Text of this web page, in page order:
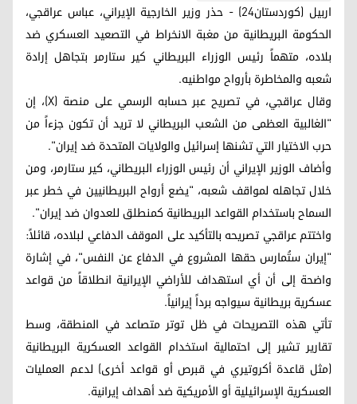
اربيل (كوردستان24) - حذر وزير الخارجية الإيراني، عباس عراقجي،
الحكومة البريطانية من مغبة الانخراط في التصعيد العسكري ضد
بلاده، متهماً رئيس الوزراء البريطاني كير ستارمر بتجاهل إرادة
شعبه والمخاطرة بأرواح مواطنيه.
وقال عراقجي، في تصريح عبر حسابه الرسمي على منصة (X)، إن
"الغالبية العظمى من الشعب البريطاني لا تريد أن تكون جزءاً من
حرب الاختيار التي تشنها إسرائيل والولايات المتحدة ضد إيران".
وأضاف الوزير الإيراني أن رئيس الوزراء البريطاني، كير ستارمر، ومن
خلال تجاهله لمواقف شعبه، "يضع أرواح البريطانيين في خطر عبر
السماح باستخدام القواعد البريطانية كمنطلق للعدوان ضد إيران".
واختتم عراقجي تصريحه بالتأكيد على الموقف الدفاعي لبلاده، قائلاً:
"إيران ستُمارس حقها المشروع في الدفاع عن النفس"، في إشارة
واضحة إلى أن أي استهداف للأراضي الإيرانية انطلاقاً من قواعد
عسكرية بريطانية سيواجه برداً إيرانياً.
تأتي هذه التصريحات في ظل توتر متصاعد في المنطقة، وسط
تقارير تشير إلى احتمالية استخدام القواعد العسكرية البريطانية
(مثل قاعدة أكروتيري في قبرص أو قواعد أخرى) لدعم العمليات
العسكرية الإسرائيلية أو الأمريكية ضد أهداف إيرانية.